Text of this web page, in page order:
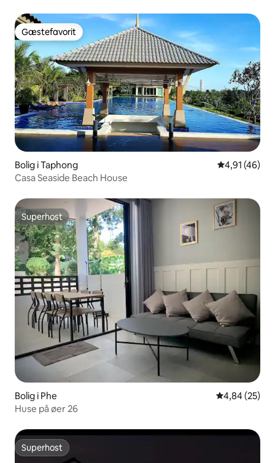
Gæstefavorit
Gæstefavorit
Bolig i Taphong 4,91 ud af 5
4,91 (46)
Casa Seaside Beach House
Superhost
Superhost
Bolig i Phe 4,84 ud af 5 i
4,84 (25)
Huse på øer 26
Superhost
Superhost